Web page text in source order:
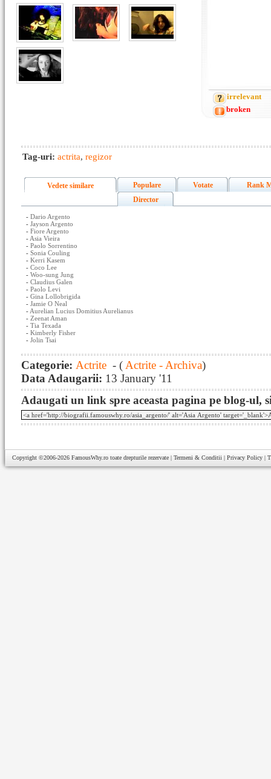
irrelevant
broken
Tag-uri: actrita, regizor
Vedete similare Populare Votate
Rank
Director
- Dario Argento
- Jayson Argento
- Fiore Argento
- Asia Vieira
- Paolo Sorrentino
- Sonia Couling
- Kerri Kasem
- Coco Lee
- Woo-sung Jung
- Claudius Galen
- Paolo Levi
- Gina Lollobrigida
- Jamie O Neal
- Aurelian Lucius Domitius Aurelianus
- Zeenat Aman
- Tia Texada
- Kimberly Fisher
- Jolin Tsai
Categorie: Actrite - ( Actrite - Archiva)
Data Adaugarii: 13 January '11
Adaugati un link spre aceasta pagina pe blog-ul,
Copyright ©2006-2026 FamousWhy.ro toate drepturile rezervate | Termeni & Conditii | Privacy Policy |